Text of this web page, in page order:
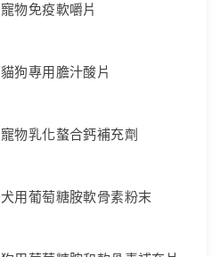
寵物免疫軟嚼片
貓狗專用膽汁酸片
寵物乳化螯合鈣補充劑
犬用葡萄糖胺軟骨素粉末